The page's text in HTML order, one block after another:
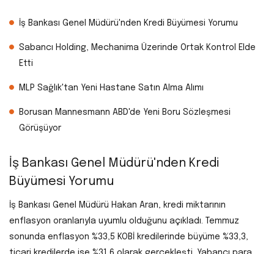
İş Bankası Genel Müdürü'nden Kredi Büyümesi Yorumu
Sabancı Holding, Mechanima Üzerinde Ortak Kontrol Elde
Etti
MLP Sağlık'tan Yeni Hastane Satın Alma Alımı
Borusan Mannesmann ABD'de Yeni Boru Sözleşmesi
Görüşüyor
İş Bankası Genel Müdürü'nden Kredi
Büyümesi Yorumu
İş Bankası Genel Müdürü Hakan Aran, kredi miktarının
enflasyon oranlarıyla uyumlu olduğunu açıkladı. Temmuz
sonunda enflasyon %33,5 KOBİ kredilerinde büyüme %33,3,